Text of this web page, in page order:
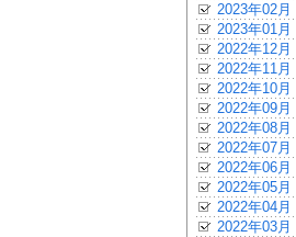
2023年02月
2023年01月
2022年12月
2022年11月
2022年10月
2022年09月
2022年08月
2022年07月
2022年06月
2022年05月
2022年04月
2022年03月